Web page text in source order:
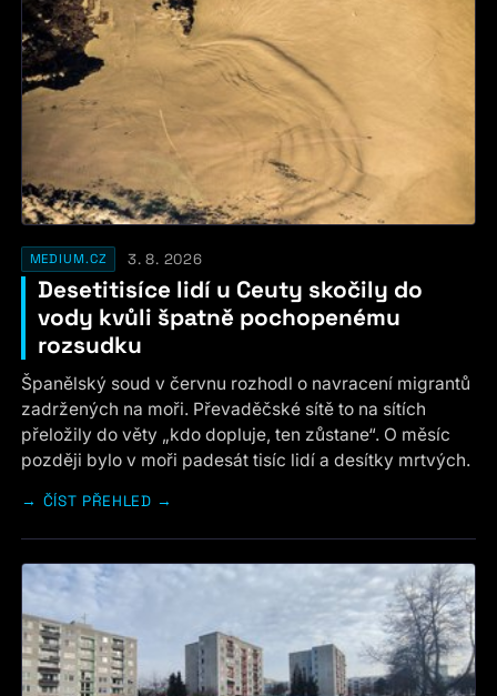
MEDIUM.CZ 3. 8. 2026
Desetitisíce lidí u Ceuty skočily do
vody kvůli špatně pochopenému
rozsudku
Španělský soud v červnu rozhodl o navracení migrantů
zadržených na moři. Převaděčské sítě to na sítích
přeložily do věty „kdo dopluje, ten zůstane“. O měsíc
později bylo v moři padesát tisíc lidí a desítky mrtvých.
ČÍST PŘEHLED →